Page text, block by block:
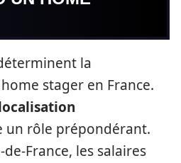
la
stager en France.
un rôle prépondérant.
France, les salaires